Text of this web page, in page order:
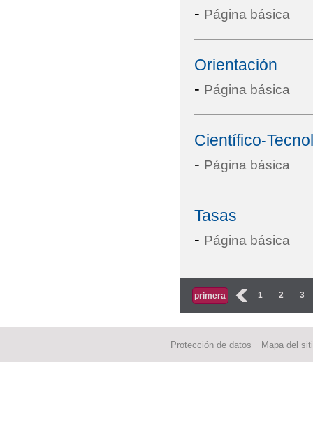
- Página básica
Orientación
- Página básica
Científico-
- Página básica
Tasas
- Página básica
Páginas
primera ‹ 1 2 3
Protección de datos Mapa del